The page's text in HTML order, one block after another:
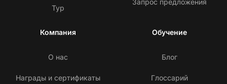
Тур
Запрос предложения
Компания
О нас
Награды и сертификаты
Обучение
Блог
Глоссарий